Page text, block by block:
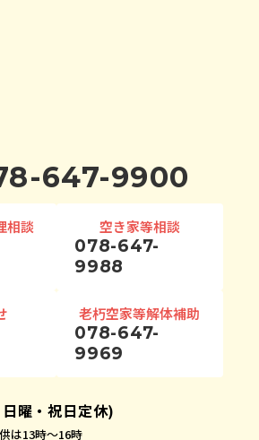
647-9900
相談 空き家等相談
078-647-
9988
老朽空家等解体補助
078-647-
9969
曜・祝日定休)
は13時〜16時